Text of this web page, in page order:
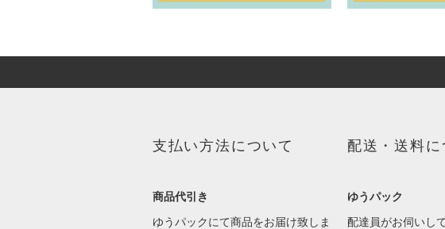
支払い方法について
商品代引き
ゆうパックにて商品をお届け致しま
配送・送料に
ゆうパック
配達員がお伺いし